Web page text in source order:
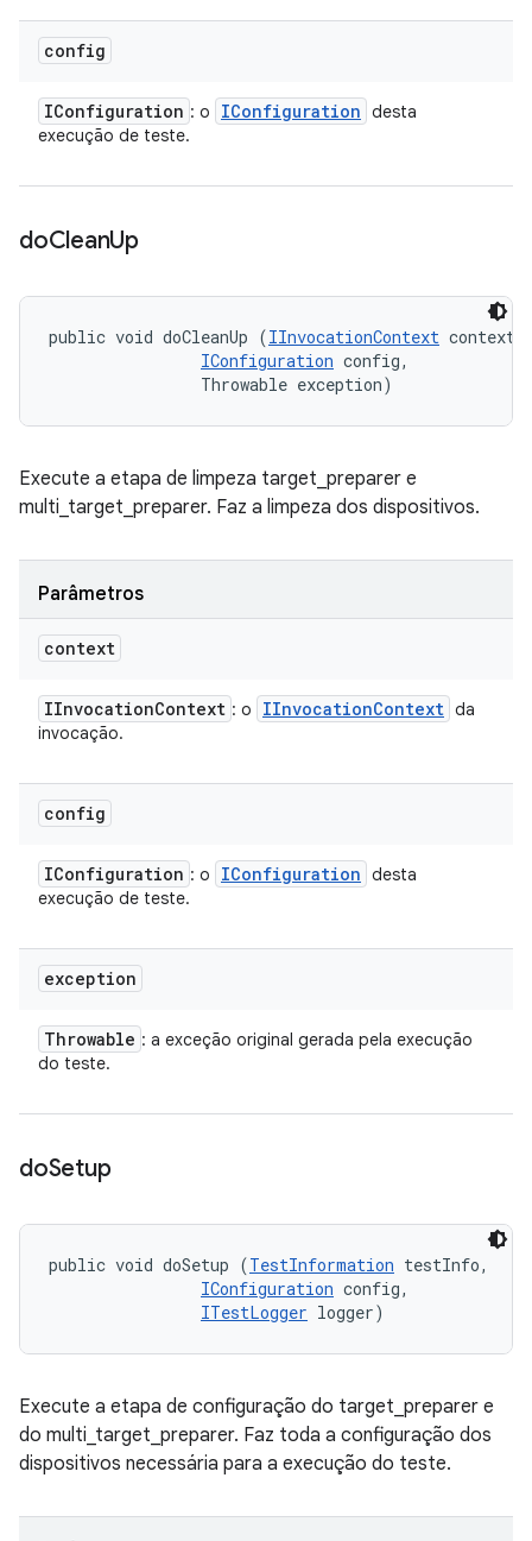
config
IConfiguration : o IConfiguration desta
execução de teste.
doCleanUp
public void doCleanUp (IInvocationContext
IConfiguration config,
                Throwable exception)
Execute a etapa de limpeza target_preparer e
multi_target_preparer. Faz a limpeza dos dispositivos.
Parâmetros
context
IInvocationContext : o IInvocationContext da
invocação.
config
IConfiguration : o IConfiguration desta
execução de teste.
exception
Throwable : a exceção original gerada pela execução
do teste.
doSetup
public void doSetup (TestInformation testInfo,
IConfiguration config,
ITestLogger logger)
Execute a etapa de configuração do target_preparer e
do multi_target_preparer. Faz toda a configuração dos
dispositivos necessária para a execução do teste.